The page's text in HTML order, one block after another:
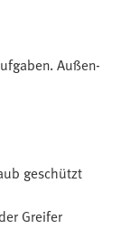
Außen-
geschützt
Greifer